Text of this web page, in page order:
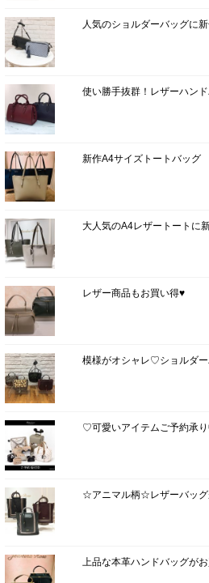
人気のショルダーバッグに
使い勝手抜群！レザーハン
新作A4サイズトートバッグ
大人気のA4レザートートに
レザー商品もお買い得♥
模様がオシャレ♡ショルダ
♡可愛いアイテムご予約承
☆アニマル柄☆レザーバッ
上品な本革ハンドバッグが